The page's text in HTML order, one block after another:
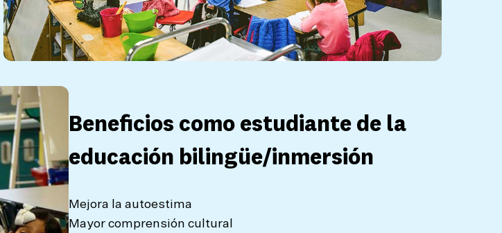
Beneficios como estudiante de la
educación bilingüe/inmersión
Mejora la autoestima
Mayor comprensión cultural